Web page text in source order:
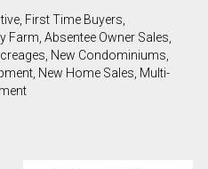
First Time Buyers,
Absentee Owner Sales,
New Condominiums,
New Home Sales, Multi-